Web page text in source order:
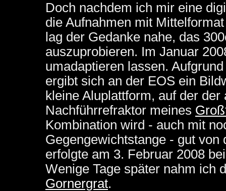
Doch nachdem ich mir eine
die Aufnahmen mit
lag der Gedanke nahe, das
auszuprobieren. Im Januar
umadaptieren lassen.
ergibt sich an der EOS ein
kleine Aluplattform, auf der
Nachführrefraktor meines
Kombination wird - auch mit
Gegengewichtstange - gut von
erfolgte am 3. Februar 2008
Wenige Tage später nahm ich
Gornergrat.